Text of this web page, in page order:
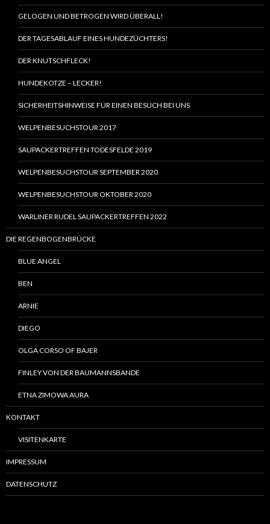
GELOGEN UND BETROGEN WIRD ÜBERALL!
DER TAGESABLAUF EINES HUNDEZÜCHTERS!
DER KNUTSCHFLECK!
HUNDEKOTZE – LECKER!
SICHERHEITSHINWEISE FÜR EINEN BESUCH BEI UNS
WELPENBESUCHSTOUR 2017
SAUPACKERTREFFEN TODESFELDE 2019
WELPENBESUCHSTOUR SEPTEMBER 2020
WELPENBESUCHSTOUR OKTOBER 2020
WARLINER RUDEL SAUPACKERTREFFEN 2022
DIE REGENBOGENBRÜCKE
BLUE ANGEL
BEN
ARNIE
DIEGO
OLGA CORSO OF BAJER
FINLEY VON DER BAUMANNSBANDE
ETNA ZIMOWA AURA
KONTAKT
VISITENKARTE
IMPRESSUM
DATENSCHUTZ